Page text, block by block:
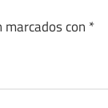
con *